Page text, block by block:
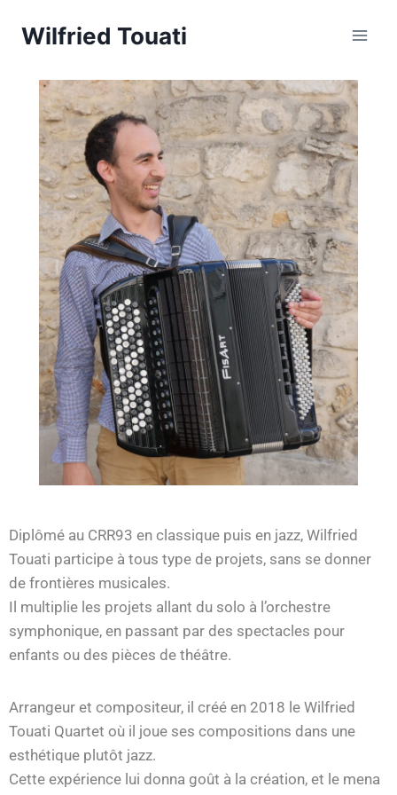
Wilfried Touati
Diplômé au CRR93 en classique puis en jazz, Wilfried
Touati participe à tous type de projets, sans se donner
de frontières musicales.
Il multiplie les projets allant du solo à l’orchestre
symphonique, en passant par des spectacles pour
enfants ou des pièces de théâtre.
Arrangeur et compositeur, il créé en 2018 le Wilfried
Touati Quartet où il joue ses compositions dans une
esthétique plutôt jazz.
Cette expérience lui donna goût à la création, et le mena